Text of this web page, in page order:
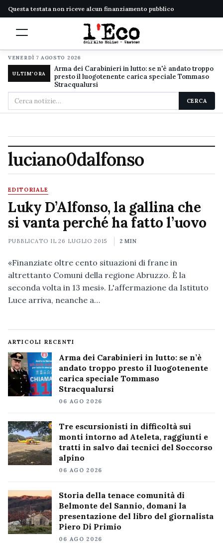
Questa testata non riceve alcun finanziamento pubblico
VENERDÌ 7 AGOSTO 2026
ULTIM'ORA
Arma dei Carabinieri in lutto: se n'è andato troppo
presto il luogotenente carica speciale Tommaso
Stracqualursi
Cerca
nel
CERCA
luciano0dalfonso
EDITORIALE
Luky D’Alfonso, la gallina che
si vanta perché ha fatto l’uovo
PUBBLICATO IL26 LUGLIO 2015 2 MIN
«Finanziate oltre cento situazioni di frane in
altrettanto Comuni della regione Abruzzo. È la
seconda volta in 13 mesi». L'affermazione da Istituto
Luce arriva, neanche a…
ARTICOLI RECENTI
Arma dei Carabinieri in lutto: se n’è
andato troppo presto il luogotenente
carica speciale Tommaso
Stracqualursi
06 AGO 2026
Tre escursionisti in difficoltà sui
monti intorno ad Ateleta, raggiunti e
tratti in salvo dai tecnici del Soccorso
alpino
06 AGO 2026
Storia della tenace comunità di
Belmonte del Sannio, domani la
presentazione del libro del giornalista
Piero Di Primio
06 AGO 2026